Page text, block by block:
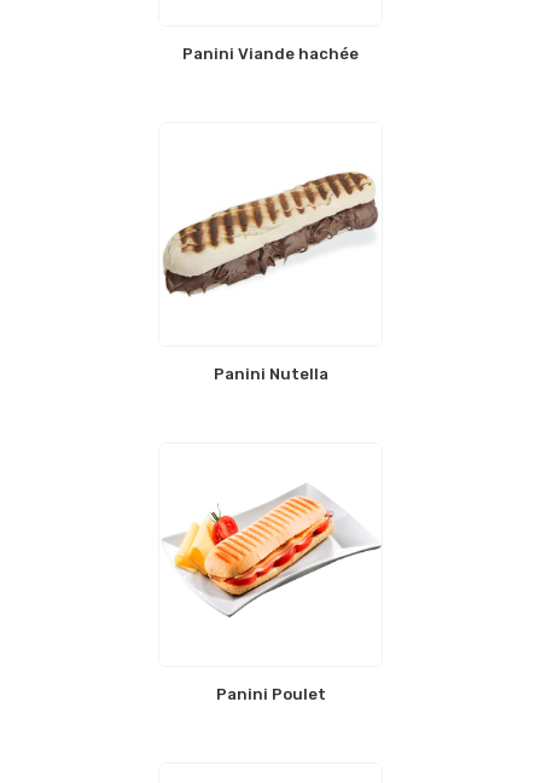
Panini Viande hachée
Panini Nutella
Panini Poulet